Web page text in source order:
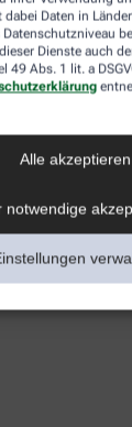
Daten in
Dienste auch
49 Abs. 1 lit. a
Alle akzeptieren
notwendige